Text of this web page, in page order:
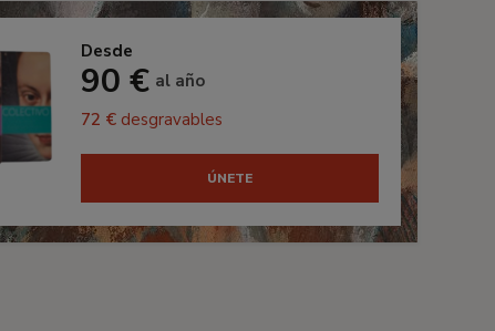
Desde
90 € al año
72 € desgravables
ÚNETE